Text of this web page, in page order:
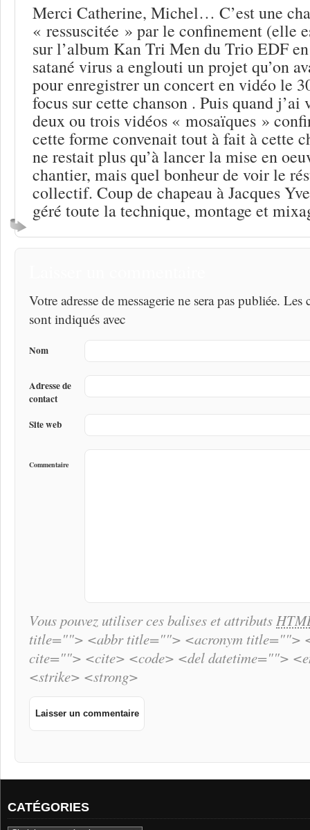
Merci Catherine, Michel… C’est une
« ressuscitée » par le confinement (elle
sur l’album Kan Tri Men du Trio EDF
satané virus a englouti un projet qu’on
pour enregistrer un concert en vidéo le
focus sur cette chanson . Puis quand j’ai
deux ou trois vidéos « mosaïques »
cette forme convenait tout à fait à cette
ne restait plus qu’à lancer la mise en
chantier, mais quel bonheur de voir le
collectif. Coup de chapeau à Jacques
géré toute la technique, montage et
Votre adresse de messagerie ne sera pas publiée.
sont indiqués avec
Nom
Adresse de
contact
Site web
Commentaire
Vous pouvez utiliser ces balises et attributs
title=""> <abbr title=""> <acronym title="">
cite=""> <cite> <code> <del datetime="">
<strike> <strong>
CATÉGORIES